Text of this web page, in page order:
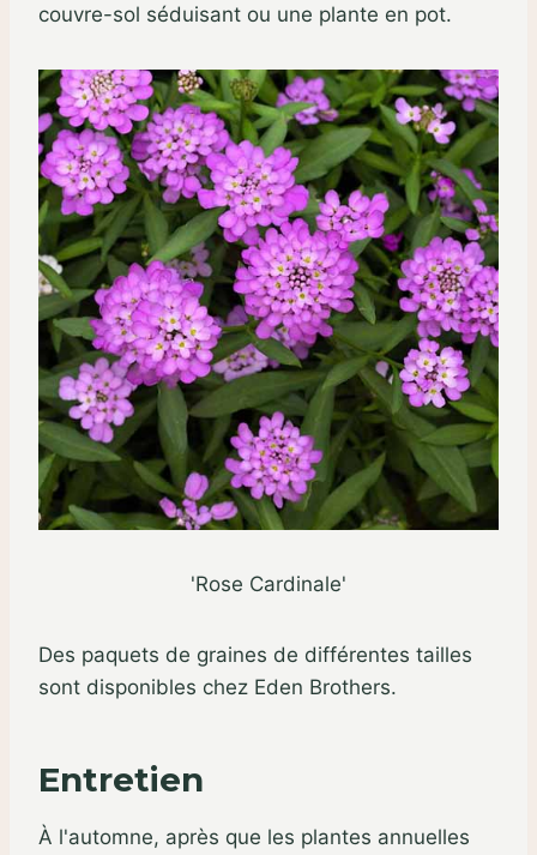
couvre-sol séduisant ou une plante en pot.
'Rose Cardinale'
Des paquets de graines de différentes tailles
sont disponibles chez Eden Brothers.
Entretien
À l'automne, après que les plantes annuelles